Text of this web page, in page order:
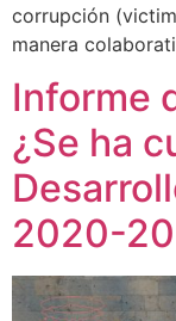
corrupción
manera
Informe
¿Se ha
2020-